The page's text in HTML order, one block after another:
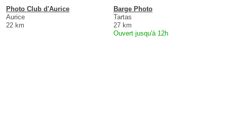
Photo Club d'Aurice
Aurice
22 km
Barge Photo
Tartas
27 km
Ouvert jusqu'à 12h